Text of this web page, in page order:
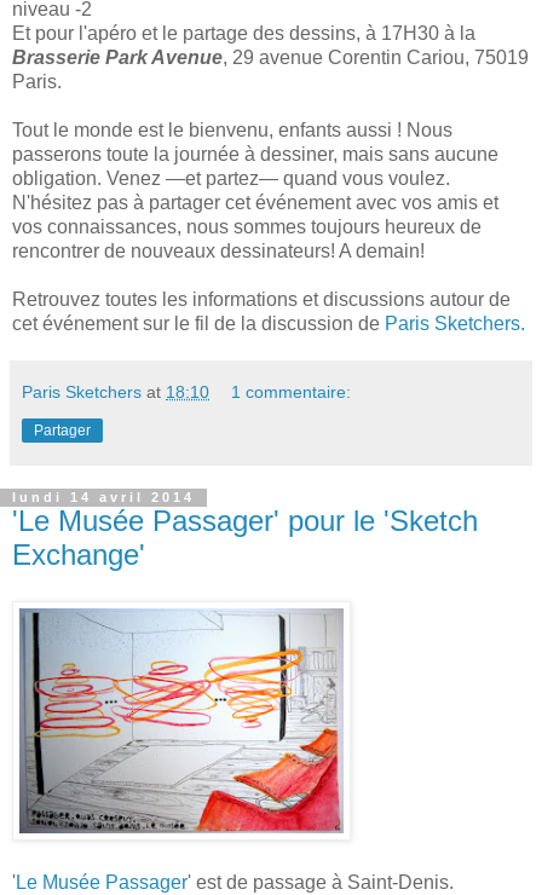
niveau -2
Et pour l'apéro et le partage des dessins, à 17H30 à la
Brasserie Park Avenue, 29 avenue Corentin Cariou, 75019
Paris.
Tout le monde est le bienvenu, enfants aussi ! Nous
passerons toute la journée à dessiner, mais sans aucune
obligation. Venez —et partez— quand vous voulez.
N'hésitez pas à partager cet événement avec vos amis et
vos connaissances, nous sommes toujours heureux de
rencontrer de nouveaux dessinateurs! A demain!
Retrouvez toutes les informations et discussions autour de
cet événement sur le fil de la discussion de Paris Sketchers.
Paris Sketchers at 18:10 1 commentaire:
Partager
lundi 14 avril 2014
'Le Musée Passager' pour le 'Sketch
Exchange'
'Le Musée Passager' est de passage à Saint-Denis.